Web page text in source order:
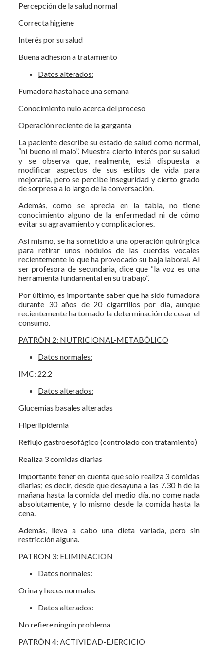
Percepción de la salud normal
Correcta higiene
Interés por su salud
Buena adhesión a tratamiento
Datos alterados:
Fumadora hasta hace una semana
Conocimiento nulo acerca del proceso
Operación reciente de la garganta
La paciente describe su estado de salud como normal,
“ni bueno ni malo”. Muestra cierto interés por su salud
y se observa que, realmente, está dispuesta a
modificar aspectos de sus estilos de vida para
mejorarla, pero se percibe inseguridad y cierto grado
de sorpresa a lo largo de la conversación.
Además, como se aprecia en la tabla, no tiene
conocimiento alguno de la enfermedad ni de cómo
evitar su agravamiento y complicaciones.
Así mismo, se ha sometido a una operación quirúrgica
para retirar unos nódulos de las cuerdas vocales
recientemente lo que ha provocado su baja laboral. Al
ser profesora de secundaria, dice que “la voz es una
herramienta fundamental en su trabajo”.
Por último, es importante saber que ha sido fumadora
durante 30 años de 20 cigarrillos por día, aunque
recientemente ha tomado la determinación de cesar el
consumo.
PATRÓN 2: NUTRICIONAL-METABÓLICO
Datos normales:
IMC: 22.2
Datos alterados:
Glucemias basales alteradas
Hiperlipidemia
Reflujo gastroesofágico (controlado con tratamiento)
Realiza 3 comidas diarias
Importante tener en cuenta que solo realiza 3 comidas
diarias; es decir, desde que desayuna a las 7.30 h de la
mañana hasta la comida del medio día, no come nada
absolutamente, y lo mismo desde la comida hasta la
cena.
Además, lleva a cabo una dieta variada, pero sin
restricción alguna.
PATRÓN 3: ELIMINACIÓN
Datos normales:
Orina y heces normales
Datos alterados:
No refiere ningún problema
PATRÓN 4: ACTIVIDAD-EJERCICIO